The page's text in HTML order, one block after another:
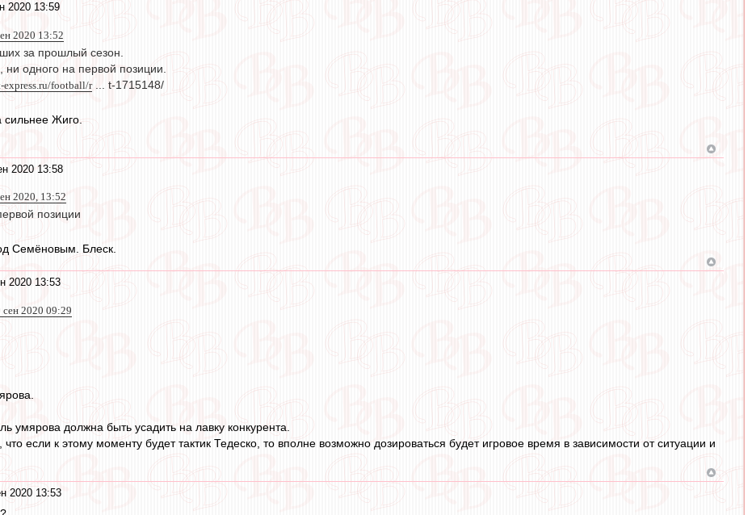
2020 13:59
2020 13:52
за прошлый сезон.
одного на первой позиции.
express.ru/football/r... t-1715148/
Жиго.
2020 13:58
2020, 13:52
позиции
Семёновым. Блеск.
2020 13:53
2020 09:29
умярова должна быть усадить на лавку конкурента.
если к этому моменту будет тактик Тедеско, то вполне возможно дозироваться будет игровое время в зависимости от ситуации и
2020 13:53